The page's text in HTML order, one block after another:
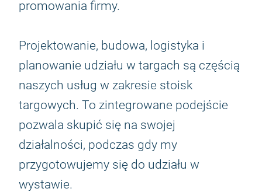
promowania firmy.
Projektowanie, budowa, logistyka i
planowanie udziału w targach są częścią
naszych usług w zakresie stoisk
targowych. To zintegrowane podejście
pozwala skupić się na swojej
działalności, podczas gdy my
przygotowujemy się do udziału w
wystawie.